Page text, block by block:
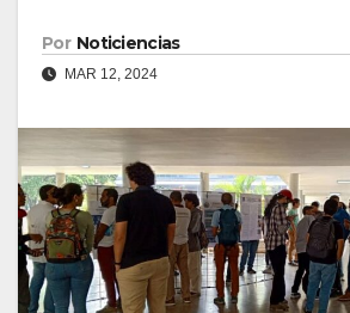
Por Noticiencias
MAR 12, 2024